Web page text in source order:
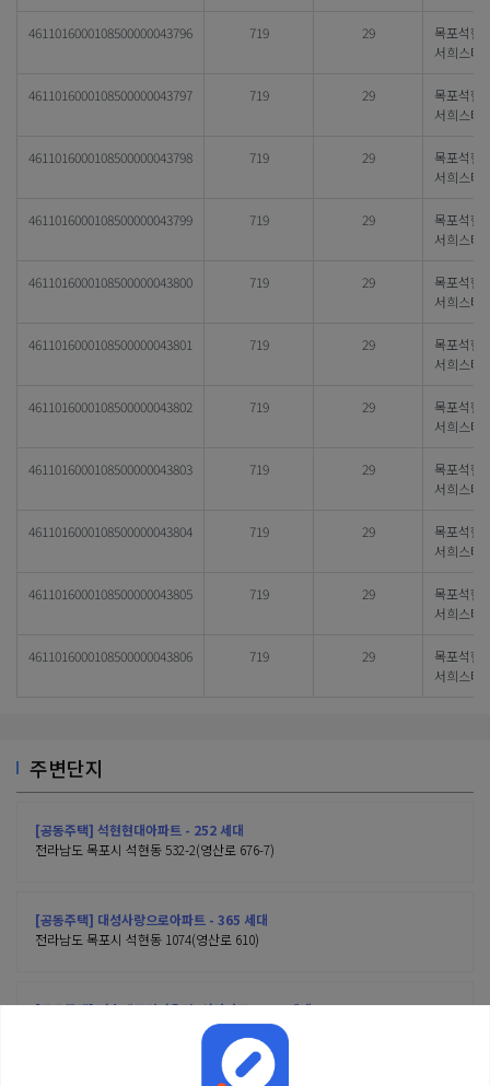
4611016000108500000043796 719 29
목포석현
서희스타
4611016000108500000043797 719 29
목포석현
서희스타
4611016000108500000043798 719 29
목포석현
서희스타
4611016000108500000043799 719 29
목포석현
서희스타
4611016000108500000043800 719 29
목포석현
서희스타
4611016000108500000043801 719 29
목포석현
서희스타
4611016000108500000043802 719 29
목포석현
서희스타
4611016000108500000043803 719 29
목포석현
서희스타
4611016000108500000043804 719 29
목포석현
서희스타
4611016000108500000043805 719 29
목포석현
서희스타
4611016000108500000043806 719 29
목포석현
서희스타
주변단지
[공동주택] 석현현대아파트 - 252 세대
전라남도 목포시 석현동 532-2(영산로 676-7)
[공동주택] 대성사랑으로아파트 - 365 세대
전라남도 목포시 석현동 1074(영산로 610)
[공동주택] 라송센트럴카운티5차아파트 - 756 세대
전라남도 목포시 석현동 1180(영산로 648-24)